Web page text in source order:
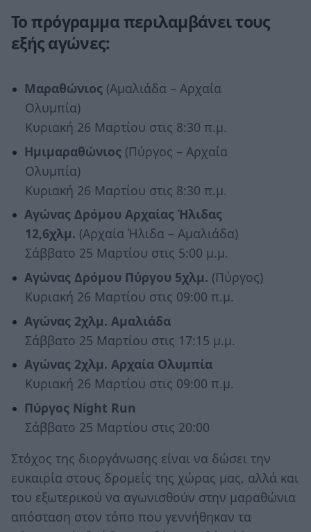
Το πρόγραμμα περιλαμβάνει τους
εξής αγώνες:
Μαραθώνιος(Αμαλιάδα – Αρχαία
Ολυμπία)
Κυριακή 26 Μαρτίου στις 8:30 π.μ.
Ημιμαραθώνιος (Πύργος – Αρχαία
Ολυμπία)
Κυριακή 26 Μαρτίου στις 8:30 π.μ.
Αγώνας Δρόμου Αρχαίας Ήλιδας
12,6χλμ. (Αρχαία Ήλιδα – Αμαλιάδα)
Σάββατο 25 Μαρτίου στις 5:00 μ.μ.
Αγώνας Δρόμου Πύργου 5χλμ. (Πύργος)
Κυριακή 26 Μαρτίου στις 09:00 π.μ.
Αγώνας 2χλμ. Αμαλιάδα
Σάββατο 25 Μαρτίου στις 17:15 μ.μ.
Αγώνας 2χλμ. Αρχαία Ολυμπία
Κυριακή 26 Μαρτίου στις 09:00 π.μ.
Πύργος Night Run
Σάββατο 25 Μαρτίου στις 20:00
Στόχος της διοργάνωσης είναι να δώσει την
ευκαιρία στους δρομείς της χώρας μας, αλλά και
του εξωτερικού να αγωνισθούν στην μαραθώνια
απόσταση στον τόπο που γεννήθηκαν τα